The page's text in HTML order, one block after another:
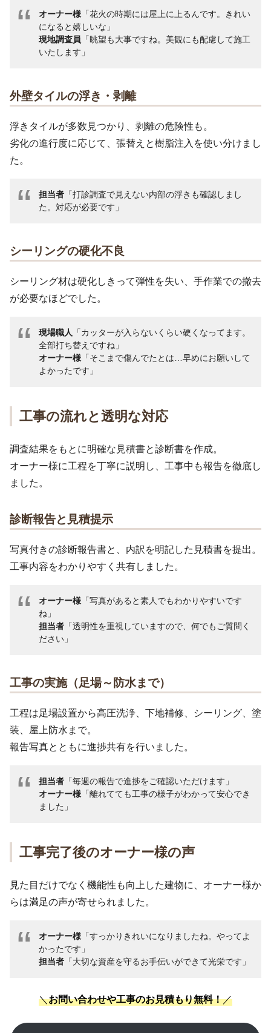
オーナー様 「花火の時期には屋上に上るんです。きれい
になると嬉しいな」
現地調査員 「眺望も大事ですね。美観にも配慮して施工
いたします」
外壁タイルの浮き・剥離
浮きタイルが多数見つかり、剥離の危険性も。
劣化の進行度に応じて、張替えと樹脂注入を使い分けまし
た。
担当者 「打診調査で見えない内部の浮きも確認しまし
た。対応が必要です」
シーリングの硬化不良
シーリング材は硬化しきって弾性を失い、手作業での撤去
が必要なほどでした。
現場職人
「カッターが入らないくらい硬くなってます。
全部打ち替えですね」
オーナー様 「そこまで傷んでたとは…早めにお願いして
よかったです」
工事の流れと透明な対応
調査結果をもとに明確な見積書と診断書を作成。
オーナー様に工程を丁寧に説明し、工事中も報告を徹底し
ました。
診断報告と見積提示
写真付きの診断報告書と、内訳を明記した見積書を提出。
工事内容をわかりやすく共有しました。
オーナー様 「写真があると素人でもわかりやすいです
ね」
担当者 「透明性を重視していますので、何でもご質問く
ださい」
工事の実施（足場～防水まで）
工程は足場設置から高圧洗浄、下地補修、シーリング、塗
装、屋上防水まで。
報告写真とともに進捗共有を行いました。
担当者 「毎週の報告で進捗をご確認いただけます」
オーナー様 「離れてても工事の様子がわかって安心でき
ました」
工事完了後のオーナー様の声
見た目だけでなく機能性も向上した建物に、オーナー様か
らは満足の声が寄せられました。
オーナー様 「すっかりきれいになりましたね。やってよ
かったです」
担当者 「大切な資産を守るお手伝いができて光栄です」
＼お問い合わせや工事のお見積もり無料！／